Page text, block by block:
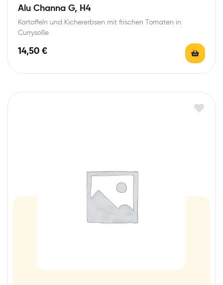
Alu Channa G, H4
Kartoffeln und Kichererbsen mit frischen Tomaten in
Currysoße
14,50 €